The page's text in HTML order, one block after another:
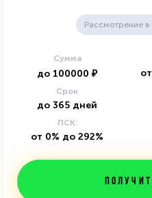
Рассмотрение в
Сумма
до 100000 ₽ от
Срок
до 365 дней
ПСК:
от 0% до 292%